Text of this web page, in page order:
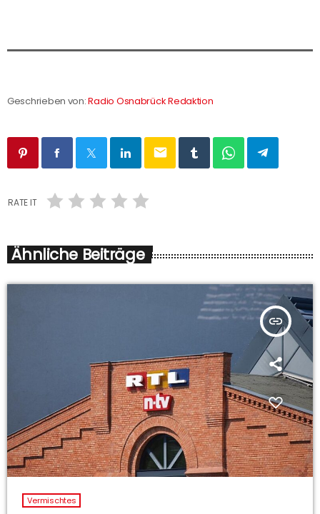
Geschrieben von:Radio Osnabrück Redaktion
email
RATE IT
Ähnliche Beiträge
insert_link
Vermischtes